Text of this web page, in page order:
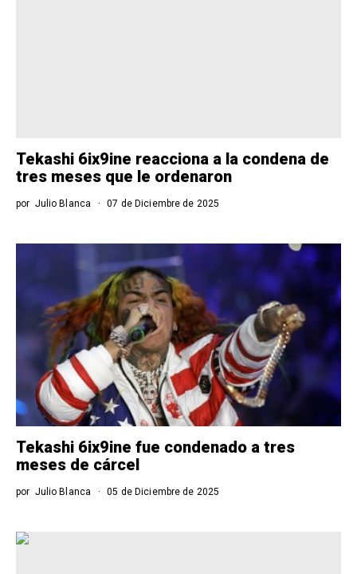
Tekashi 6ix9ine reacciona a la condena de
tres meses que le ordenaron
por Julio Blanca 07 de Diciembre de 2025
Tekashi 6ix9ine fue condenado a tres
meses de cárcel
por Julio Blanca 05 de Diciembre de 2025